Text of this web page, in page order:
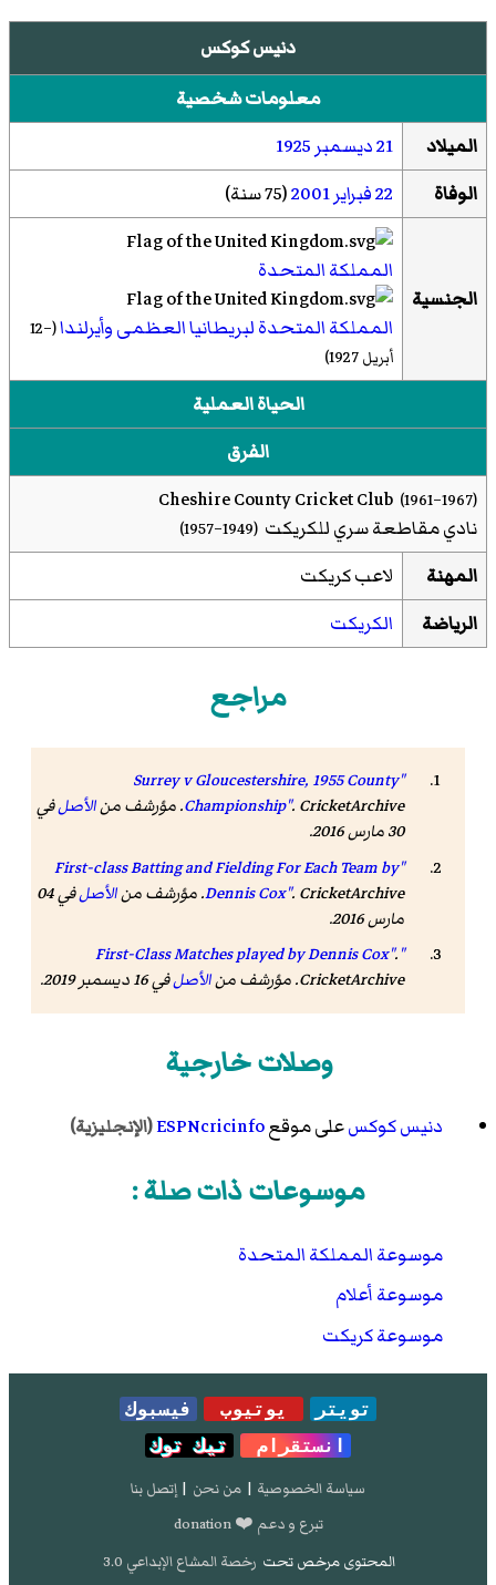
دنيس كوكس
معلومات شخصية
الميلاد
21 ديسمبر
1925
الوفاة
22 فبراير 2001(75 سنة)
الجنسية
المملكة المتحدة
المملكة المتحدة لبريطانيا العظمى وأيرلندا
(–12
أبريل 1927)
الحياة العملية
الفرق
Cheshire County Cricket Club (1961–1967)
نادي مقاطعة سري للكريكت (1949–1957)
المهنة
لاعب كريكت
الرياضة
الكريكت
مراجع
"Surrey v Gloucestershire, 1955 County
Championship". CricketArchive. مؤرشف من الأصلفي
30 مارس 2016
.
"First-class Batting and Fielding For Each Team by
Dennis Cox". CricketArchive. مؤرشف من الأصل
في 04
مارس 2016
.
"First-Class Matches played by Dennis Cox"
.
CricketArchive. مؤرشف من
الأصلفي 16 ديسمبر 2019 .
وصلات خارجية
دنيس كوكسعلى موقعESPNcricinfo(الإنجليزية)
موسوعات ذات صلة :
موسوعة المملكة المتحدة
موسوعة أعلام
موسوعة كريكت
تويتر يوتيوب
فيسبوك
انستقرام
تيك توك
سياسة الخصوصية | من نحن | إتصل بنا
تبرع و دعم ❤️ donation
المحتوى مرخص تحت رخصة المشاع الإبداعي 3.0